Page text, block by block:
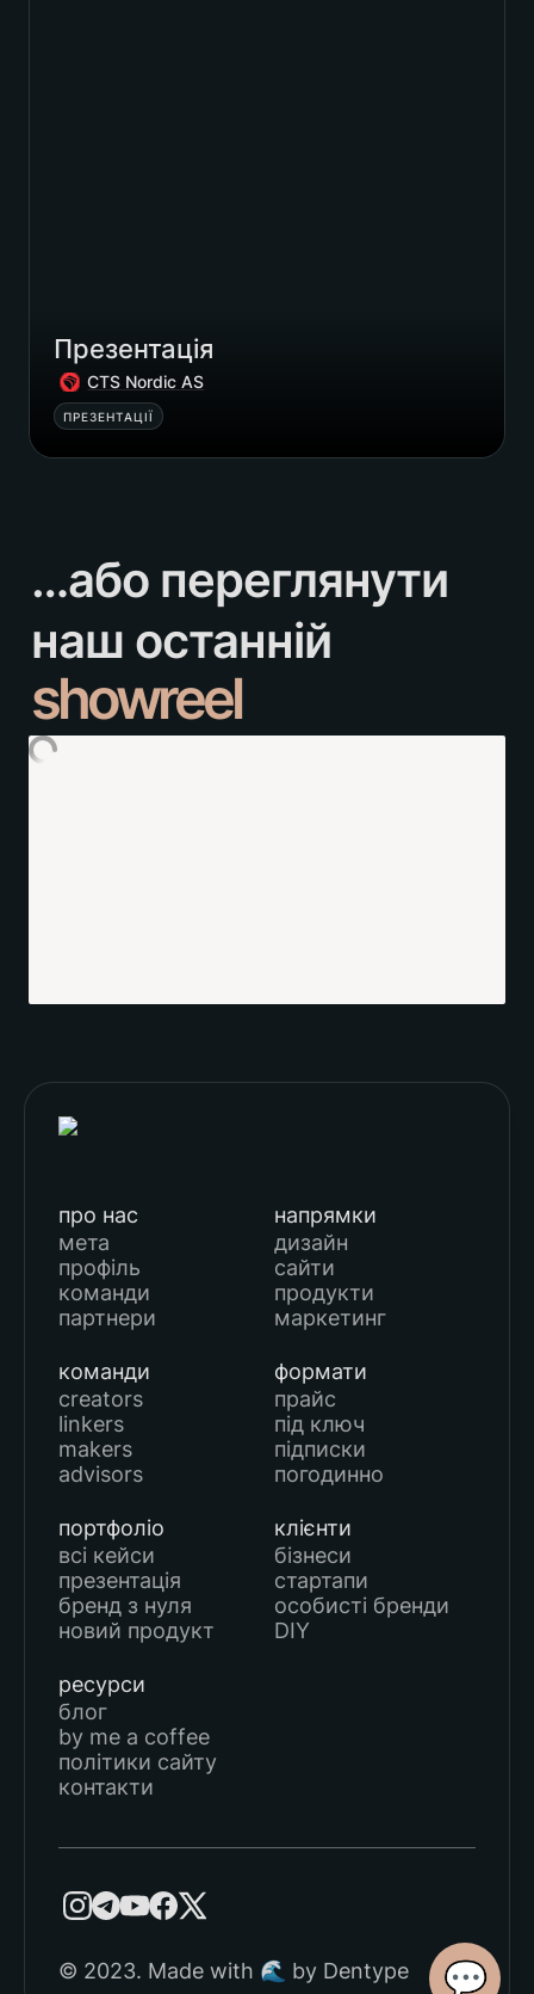
Презентація
CTS Nordic AS
ПРЕЗЕНТАЦІЇ
…або переглянути
showreel
про нас
мета
профіль
команди
партнери
напрямки
дизайн
сайти
продукти
маркетинг
команди
creators
linkers
makers
advisors
формати
прайс
під ключ
підписки
погодинно
портфоліо
всі кейси
презентація
бренд з нуля
новий продукт
клієнти
бізнеси
стартапи
особисті бренди
DIY
ресурси
блог
by me a coffee
політики сайту
контакти
© 2023. Made with 🌊 by Dentype 💬